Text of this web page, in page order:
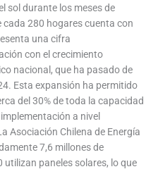
sol durante los meses de
280 hogares cuenta con
una cifra
con el crecimiento
nacional, que ha pasado de
Esta expansión ha permitido
del 30% de toda la capacidad
a nivel
Asociación Chilena de Energía
7,6 millones de
utilizan paneles solares, lo que